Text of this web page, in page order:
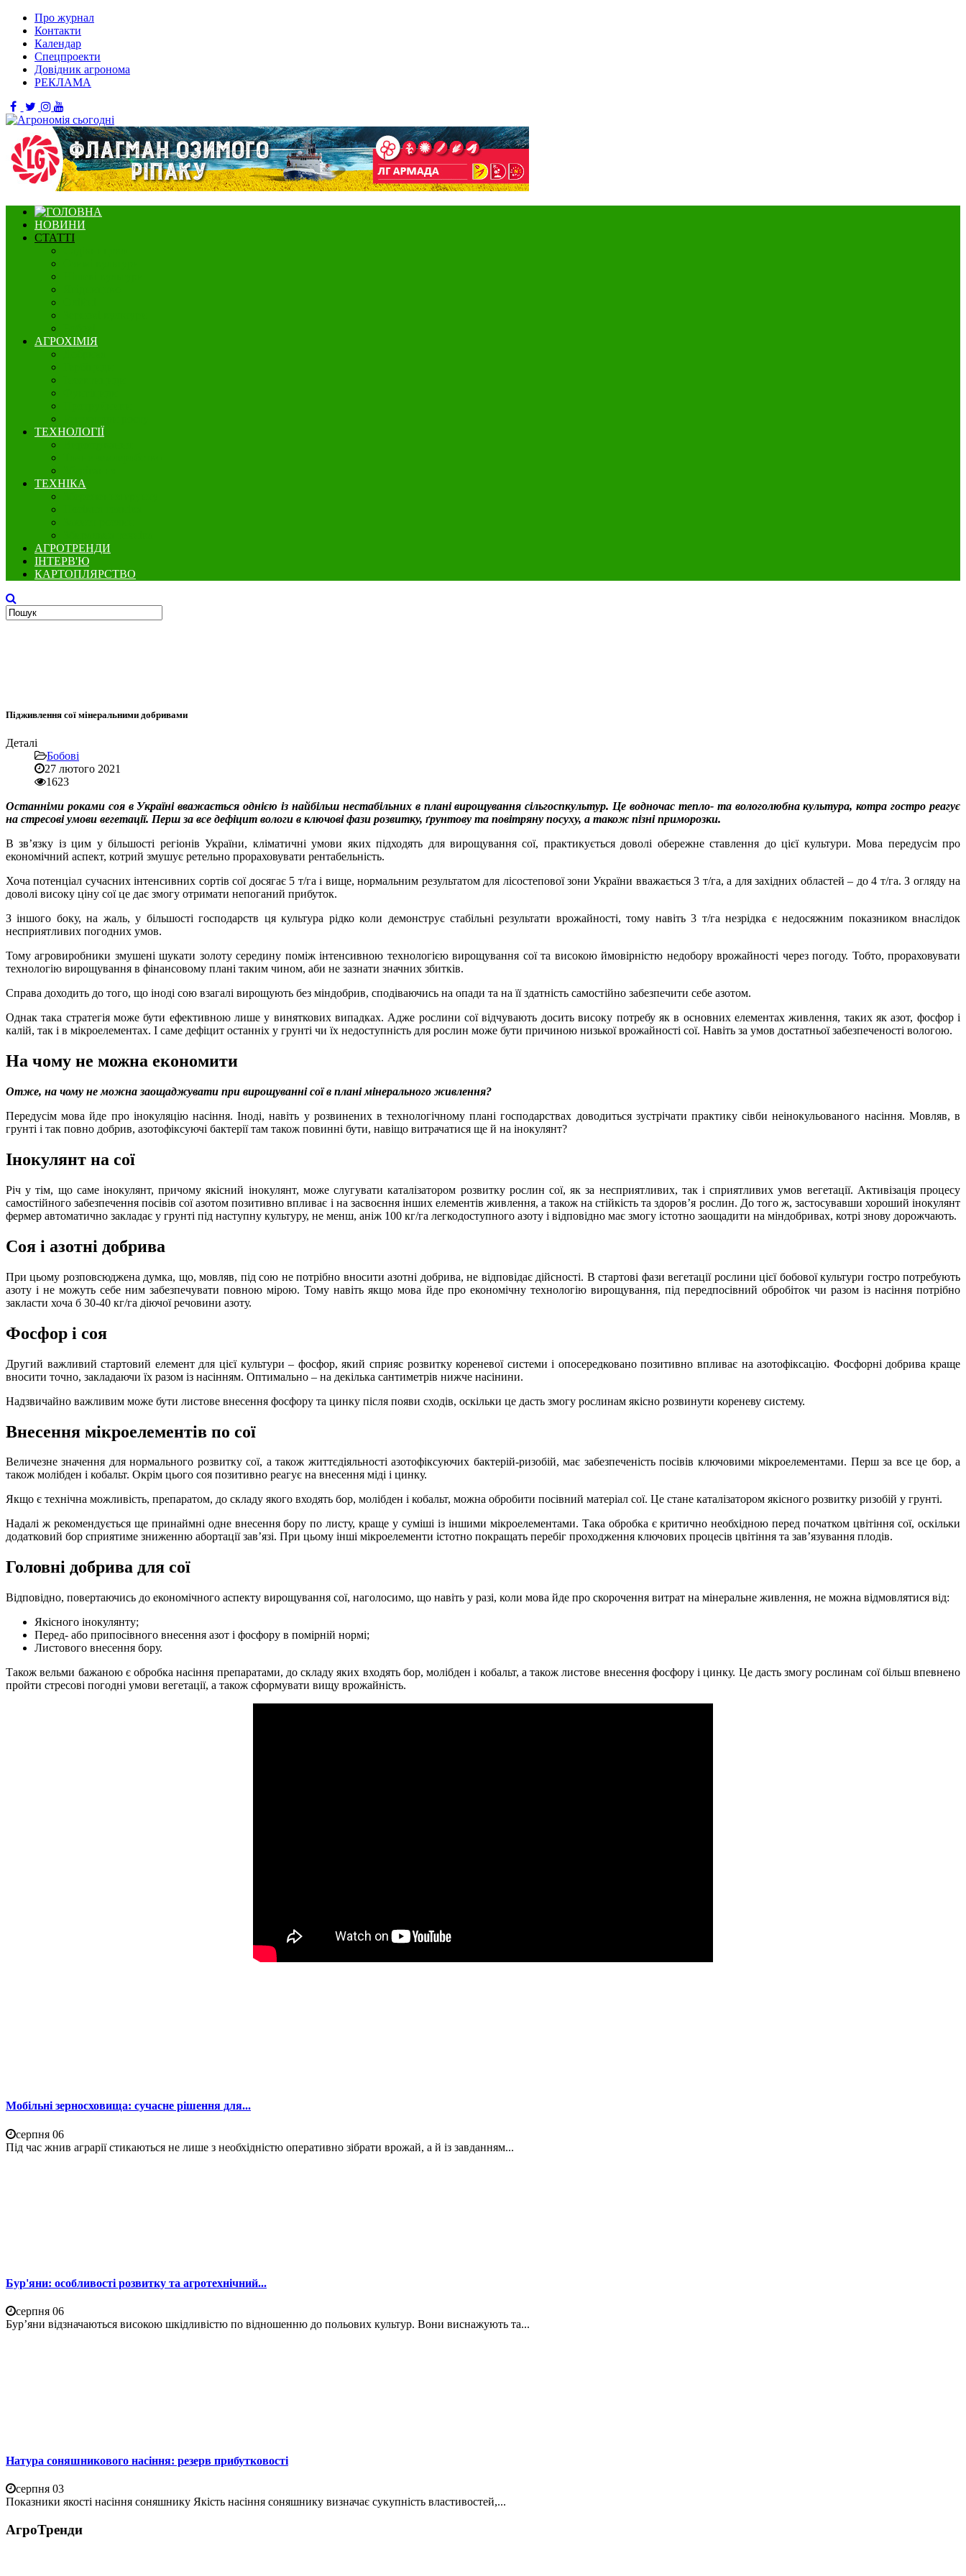
Про журнал
Контакти
Календар
Спецпроекти
Довідник агронома
РЕКЛАМА
НОВИНИ
СТАТТІ
АГРОХІМІЯ
ТЕХНОЛОГІЇ
ТЕХНІКА
АГРОТРЕНДИ
ІНТЕРВ'Ю
КАРТОПЛЯРСТВО
Підживлення сої мінеральними добривами
Деталі
Бобові
27 лютого 2021
1623
Останніми роками соя в Україні вважається однією із найбільш нестабільних в плані вирощування сільгоспкультур. Це водночас тепло- та вологолюбна культура, котра гостро реагує
на стресові умови вегетації. Перш за все дефіцит вологи в ключові фази розвитку, ґрунтову та повітряну посуху, а також пізні приморозки.
В зв’язку із цим у більшості регіонів України, кліматичні умови яких підходять для вирощування сої, практикується доволі обережне ставлення до цієї культури. Мова передусім про
економічний аспект, котрий змушує ретельно прораховувати рентабельність.
Хоча потенціал сучасних інтенсивних сортів сої досягає 5 т/га і вище, нормальним результатом для лісостепової зони України вважається 3 т/га, а для західних областей – до 4 т/га. З огляду на
доволі високу ціну сої це дає змогу отримати непоганий прибуток.
З іншого боку, на жаль, у більшості господарств ця культура рідко коли демонструє стабільні результати врожайності, тому навіть 3 т/га незрідка є недосяжним показником внаслідок
несприятливих погодних умов.
Тому агровиробники змушені шукати золоту середину поміж інтенсивною технологією вирощування сої та високою ймовірністю недобору врожайності через погоду. Тобто, прораховувати
технологію вирощування в фінансовому плані таким чином, аби не зазнати значних збитків.
Справа доходить до того, що іноді сою взагалі вирощують без міндобрив, сподіваючись на опади та на її здатність самостійно забезпечити себе азотом.
Однак така стратегія може бути ефективною лише у виняткових випадках. Адже рослини сої відчувають досить високу потребу як в основних елементах живлення, таких як азот, фосфор і
калій, так і в мікроелементах. І саме дефіцит останніх у грунті чи їх недоступність для рослин може бути причиною низької врожайності сої. Навіть за умов достатньої забезпеченості вологою.
На чому не можна економити
Отже, на чому не можна заощаджувати при вирощуванні сої в плані мінерального живлення?
Передусім мова йде про інокуляцію насіння. Іноді, навіть у розвинених в технологічному плані господарствах доводиться зустрічати практику сівби неінокульованого насіння. Мовляв, в
грунті і так повно добрив, азотофіксуючі бактерії там також повинні бути, навіщо витрачатися ще й на інокулянт?
Інокулянт на сої
Річ у тім, що саме інокулянт, причому якісний інокулянт, може слугувати каталізатором розвитку рослин сої, як за несприятливих, так і сприятливих умов вегетації. Активізація процесу
самостійного забезпечення посівів сої азотом позитивно впливає і на засвоєння інших елементів живлення, а також на стійкість та здоров’я рослин. До того ж, застосувавши хороший інокулянт
фермер автоматично закладає у грунті під наступну культуру, не менш, аніж 100 кг/га легкодоступного азоту і відповідно має змогу істотно заощадити на міндобривах, котрі знову дорожчають.
Соя і азотні добрива
При цьому розповсюджена думка, що, мовляв, під сою не потрібно вносити азотні добрива, не відповідає дійсності. В стартові фази вегетації рослини цієї бобової культури гостро потребують
азоту і не можуть себе ним забезпечувати повною мірою. Тому навіть якщо мова йде про економічну технологію вирощування, під передпосівний обробіток чи разом із насіння потрібно
закласти хоча б 30-40 кг/га діючої речовини азоту.
Фосфор і соя
Другий важливий стартовий елемент для цієї культури – фосфор, який сприяє розвитку кореневої системи і опосередковано позитивно впливає на азотофіксацію. Фосфорні добрива краще
вносити точно, закладаючи їх разом із насінням. Оптимально – на декілька сантиметрів нижче насінини.
Надзвичайно важливим може бути листове внесення фосфору та цинку після появи сходів, оскільки це дасть змогу рослинам якісно розвинути кореневу систему.
Внесення мікроелементів по сої
Величезне значення для нормального розвитку сої, а також життєдіяльності азотофіксуючих бактерій-ризобій, має забезпеченість посівів ключовими мікроелементами. Перш за все це бор, а
також молібден і кобальт. Окрім цього соя позитивно реагує на внесення міді і цинку.
Якщо є технічна можливість, препаратом, до складу якого входять бор, молібден і кобальт, можна обробити посівний матеріал сої. Це стане каталізатором якісного розвитку ризобій у грунті.
Надалі ж рекомендується ще принаймні одне внесення бору по листу, краще у суміші із іншими мікроелементами. Така обробка є критично необхідною перед початком цвітіння сої, оскільки
додатковий бор сприятиме зниженню абортації зав’язі. При цьому інші мікроелементи істотно покращать перебіг проходження ключових процесів цвітіння та зав’язування плодів.
Головні добрива для сої
Відповідно, повертаючись до економічного аспекту вирощування сої, наголосимо, що навіть у разі, коли мова йде про скорочення витрат на мінеральне живлення, не можна відмовлятися від:
Якісного інокулянту;
Перед- або припосівного внесення азот і фосфору в помірній нормі;
Листового внесення бору.
Також вельми бажаною є обробка насіння препаратами, до складу яких входять бор, молібден і кобальт, а також листове внесення фосфору і цинку. Це дасть змогу рослинам сої більш впевнено
пройти стресові погодні умови вегетації, а також сформувати вищу врожайність.
Мобільні зерносховища: сучасне рішення для...
серпня 06
Під час жнив аграрії стикаються не лише з необхідністю оперативно зібрати врожай, а й із завданням...
Бур'яни: особливості розвитку та агротехнічний...
серпня 06
Бур’яни відзначаються високою шкідливістю по відношенню до польових культур. Вони виснажують та...
Натура соняшникового насіння: резерв прибутковості
серпня 03
Показники якості насіння соняшнику Якість насіння соняшнику визначає сукупність властивостей,...
АгроТренди